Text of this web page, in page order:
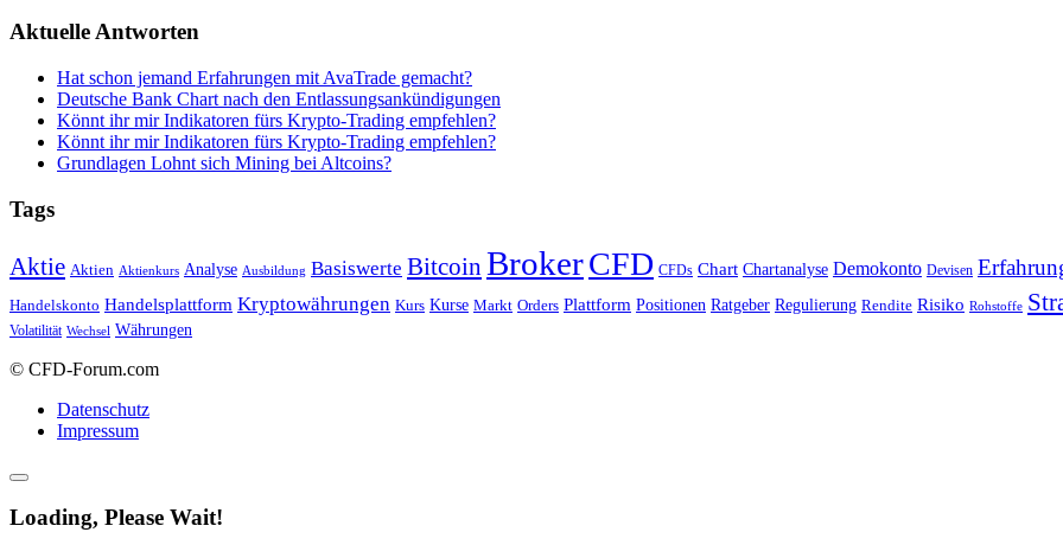
Aktuelle Antworten
Hat schon jemand Erfahrungen mit AvaTrade gemacht?
Deutsche Bank Chart nach den Entlassungsankündigungen
Könnt ihr mir Indikatoren fürs Krypto-Trading empfehlen?
Könnt ihr mir Indikatoren fürs Krypto-Trading empfehlen?
Grundlagen Lohnt sich Mining bei Altcoins?
Tags
Aktie Aktien Aktienkurs Analyse Ausbildung Basiswerte Bitcoin BrokerCFD CFDs Chart Chartanalyse Demokonto Devisen
Handelskonto Handelsplattform Kryptowährungen Kurs Kurse Markt Orders Plattform Positionen Ratgeber Regulierung Rendite Risiko Rohstoffe
Volatilität Wechsel Währungen
© CFD-Forum.com
Datenschutz
Impressum
Loading, Please Wait!